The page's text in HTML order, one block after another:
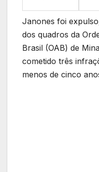
Janones foi
dos quadros da
Brasil (OAB) de
cometido três
menos de cinco